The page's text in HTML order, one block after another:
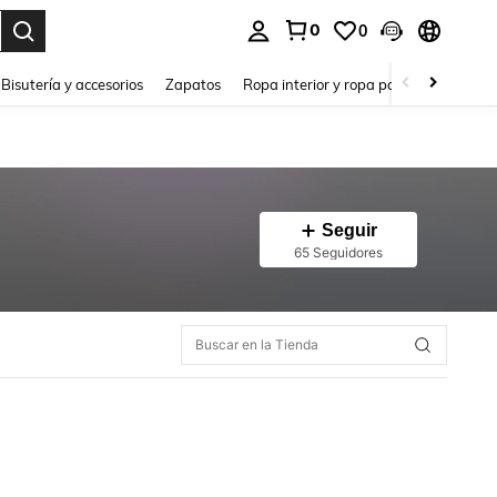
0 0
Bisutería y accesorios Zapatos Ropa interior y ropa para dormir
Seguir
65 Seguidores